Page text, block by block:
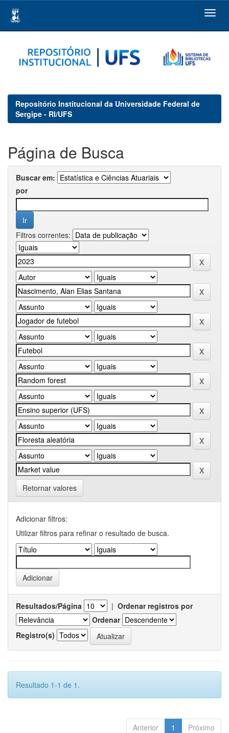
navigation
Repositório Institucional da Universidade Federal de
Sergipe - RI/UFS
Página de Busca
Buscar em:
por
Filtros correntes:
Retornar valores
Adicionar filtros:
Utilizar filtros para refinar o resultado de busca.
Resultados/Página | Ordenar registros por
Ordenar
Registro(s)
Resultado 1-1 de 1.
Anterior 1 Próximo